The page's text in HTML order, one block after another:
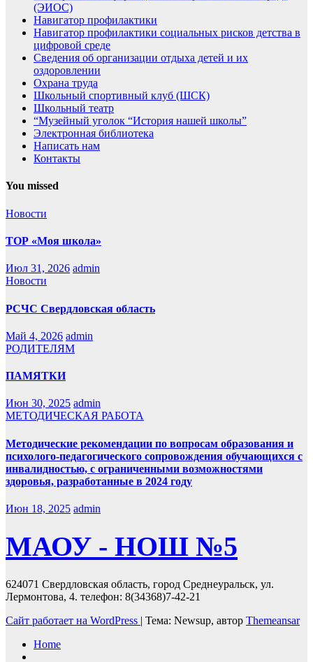
(ЭИОС)
Навигатор профилактики
Навигатор профилактики социальных рисков детства в
цифровой среде
Сведения об организации отдыха детей и их
оздоровлении
Охрана труда
Школьный спортивный клуб (ШСК)
Школьный театр
“Музейный уголок “История нашей школы”
Электронная библиотека
Написать нам
Контакты
You missed
Новости
ТОР «Моя школа»
Июл 31, 2026 admin
Новости
РСЧС Свердловская область
Май 4, 2026 admin
РОДИТЕЛЯМ
ПАМЯТКИ
Июн 30, 2025 admin
МЕТОДИЧЕСКАЯ РАБОТА
Методические рекомендации по вопросам образования и
психолого-педагогического сопровождения обучающихся с
инвалидностью, с ограниченными возможностями
здоровья, разработанные в 2024 году
Июн 18, 2025 admin
МАОУ - НОШ №5
624071 Свердловская область, город Среднеуральск, ул.
Лермонтова, 4. телефон: 8(34368)7-42-21
Сайт работает на WordPress | Тема: Newsup, автор Themeansar
Home